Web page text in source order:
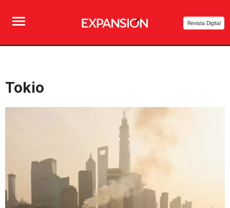
Revista Digital
Tokio